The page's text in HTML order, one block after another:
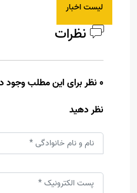
لیست اخبار
نظرات
0 نظر برای این مطلب وجود دارد
نظر دهید